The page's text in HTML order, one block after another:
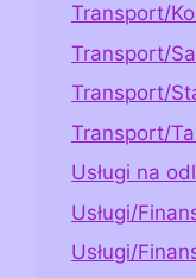
Transport/
Transport/
Transport/
Transport/
Usługi na
Usługi/
Usługi/